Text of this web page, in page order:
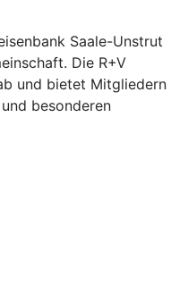
Saale-Unstrut
Die R+V
und bietet Mitgliedern
besonderen